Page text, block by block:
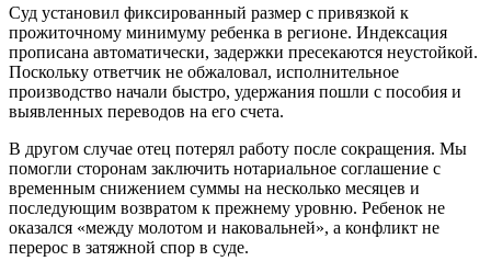
Суд установил фиксированный размер с привязкой к
прожиточному минимуму ребенка в регионе. Индексация
прописана автоматически, задержки пресекаются неустойкой.
Поскольку ответчик не обжаловал, исполнительное
производство начали быстро, удержания пошли с пособия и
выявленных переводов на его счета.
В другом случае отец потерял работу после сокращения. Мы
помогли сторонам заключить нотариальное соглашение с
временным снижением суммы на несколько месяцев и
последующим возвратом к прежнему уровню. Ребенок не
оказался «между молотом и наковальней», а конфликт не
перерос в затяжной спор в суде.